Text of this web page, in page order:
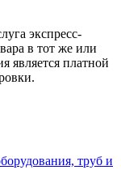
экспресс-
в тот же или
является платной